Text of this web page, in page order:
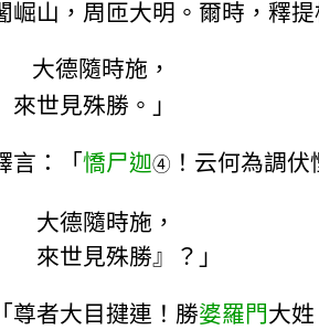
崛山，周匝大明。爾時，釋提
大德隨時施，
見殊勝。」
言：「 憍尸迦④ ！云何為調
大德隨時施，
世見殊勝』？」
尊者大目揵連！勝婆羅門大